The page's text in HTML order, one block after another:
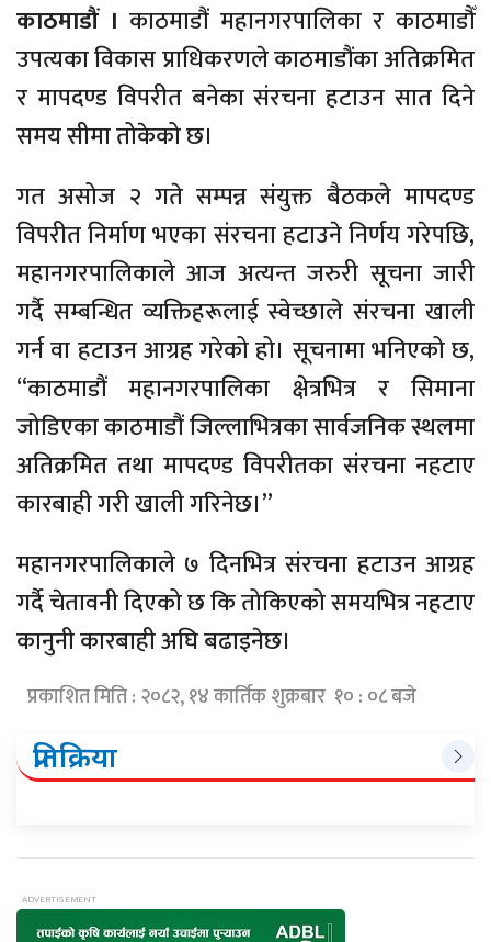
काठमाडौं । काठमाडौं महानगरपालिका र काठमाडौँ
उपत्यका विकास प्राधिकरणले काठमाडौंका अतिक्रमित
र मापदण्ड विपरीत बनेका संरचना हटाउन सात दिने
समय सीमा तोकेको छ।
गत असोज २ गते सम्पन्न संयुक्त बैठकले मापदण्ड
विपरीत निर्माण भएका संरचना हटाउने निर्णय गरेपछि,
महानगरपालिकाले आज अत्यन्त जरुरी सूचना जारी
गर्दै सम्बन्धित व्यक्तिहरूलाई स्वेच्छाले संरचना खाली
गर्न वा हटाउन आग्रह गरेको हो। सूचनामा भनिएको छ,
“काठमाडौं महानगरपालिका क्षेत्रभित्र र सिमाना
जोडिएका काठमाडौं जिल्लाभित्रका सार्वजनिक स्थलमा
अतिक्रमित तथा मापदण्ड विपरीतका संरचना नहटाए
कारबाही गरी खाली गरिनेछ।”
महानगरपालिकाले ७ दिनभित्र संरचना हटाउन आग्रह
गर्दै चेतावनी दिएको छ कि तोकिएको समयभित्र नहटाए
कानुनी कारबाही अघि बढाइनेछ।
प्रकाशित मिति : २०८२, १४ कार्तिक शुक्रबार १० : ०८ बजे
प्रतिक्रिया